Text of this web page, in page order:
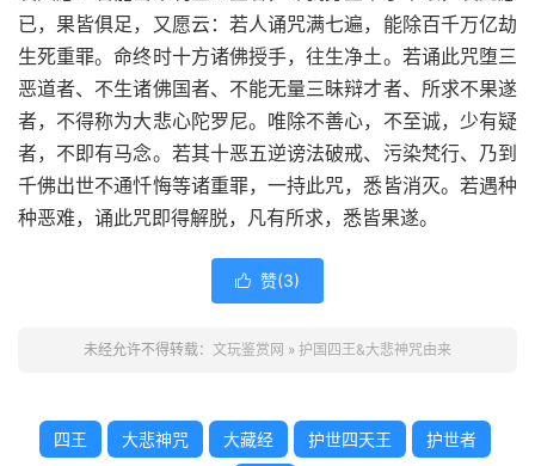
已，果皆俱足，又愿云：若人诵咒满七遍，能除百千万亿劫
生死重罪。命终时十方诸佛授手，往生净土。若诵此咒堕三
恶道者、不生诸佛国者、不能无量三昧辩才者、所求不果遂
者，不得称为大悲心陀罗尼。唯除不善心，不至诚，少有疑
者，不即有马念。若其十恶五逆谤法破戒、污染梵行、乃到
千佛出世不通忏悔等诸重罪，一持此咒，悉皆消灭。若遇种
种恶难，诵此咒即得解脱，凡有所求，悉皆果遂。
 赞(3)
未经允许不得转载： 文玩鉴赏网 » 护国四王&大悲神咒由来
四王 大悲神咒 大藏经 护世四天王 护世者